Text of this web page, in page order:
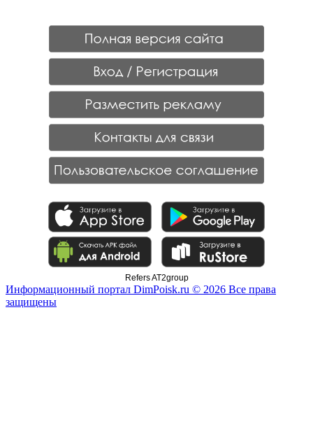
Refers AT2group
Информационный портал DimPoisk.ru © 2026 Все права
защищены